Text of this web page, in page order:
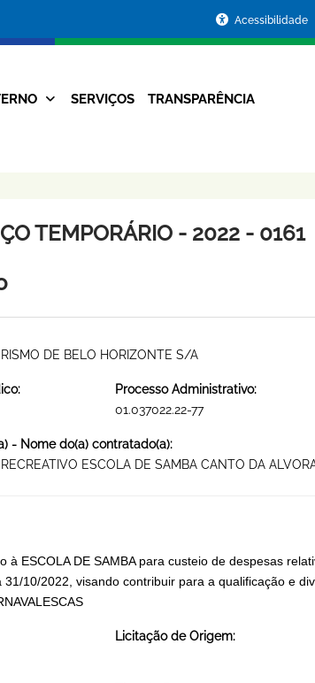
Acessibilidade
Navegação
SERVIÇOS TRANSPARÊNCIA
TEMPORÁRIO - 2022 - 0161
DE BELO HORIZONTE S/A
Processo Administrativo:
01.037022.22-77
- Nome do(a) contratado(a):
ESCOLA DE SAMBA CANTO DA
à ESCOLA DE SAMBA para custeio de despesas
10/2022, visando contribuir para a qualificação e
Licitação de Origem: